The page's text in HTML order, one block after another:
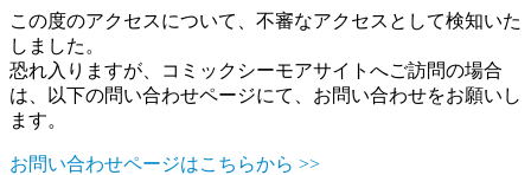
この度のアクセスについて、不審なアクセスとして検知いた
しました。
恐れ入りますが、コミックシーモアサイトへご訪問の場合
は、以下の問い合わせページにて、お問い合わせをお願いし
ます。
お問い合わせページはこちらから >>